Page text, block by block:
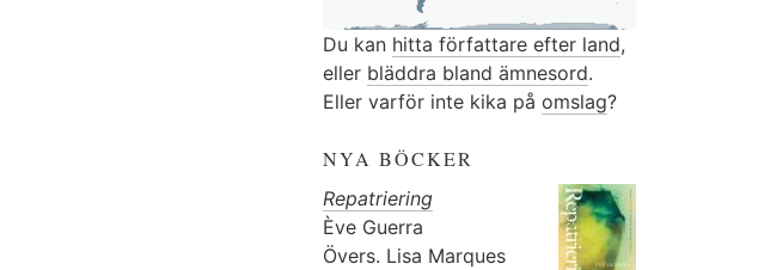
Du kan hitta författare efter land,
eller bläddra bland ämnesord.
Eller varför inte kika på omslag?
NYA BÖCKER
Repatriering
Ève Guerra
Övers. Lisa Marques